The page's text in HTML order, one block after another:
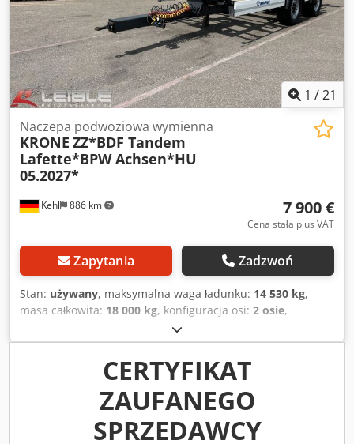
1 /21
Kehl 886 km
Naczepa podwoziowa wymienna
KRONE ZZ*BDF Tandem
Lafette*BPW Achsen*HU
05.2027*
7 900 €
Cena stała plus VAT
Zapytania Zadzwoń
Stan: używany, maksymalna waga ładunku: 14 530 kg,
masa całkowita: 18 000 kg, konfiguracja osi: 2 osie,
01/2019, następna inspekcja (TÜV):
05/2027, całkowita szerokość:2 480 mm, całkowita
1 090 mm, Rok budowy:2019, Wyposażenie:
, 2-osiowy, przyczepowy zestaw Krone AZ18 XFO BDF
Numer VIN: 0867514 Podwozie / elementy montażowe: *
Zawieszenie pneumatyczne / podnoszenie i opuszczanie *
Duże pneumatyczne poduszki * 2 osie BPW z hamulcami
CERTYFIKAT
ZAUFANEGO
SPRZEDAWCY